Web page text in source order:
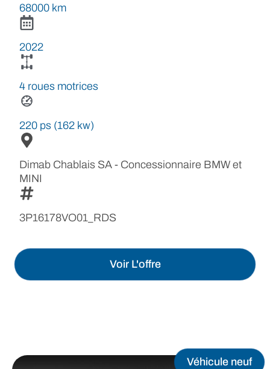
68000 km
2022
4 roues motrices
220 ps (162 kw)
Dimab Chablais SA - Concessionnaire BMW et
MINI
3P16178VO01_RDS
Voir L'offre
Véhicule neuf